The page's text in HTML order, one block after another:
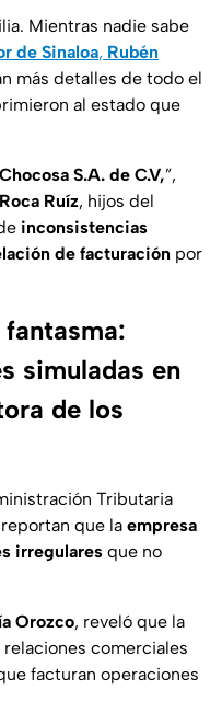
Mientras nadie sabe
de Sinaloa, Rubén
más detalles de todo el
al estado que
Chocosa S.A. de C.V,”,
Ruíz, hijos del
inconsistencias
de facturación por
simuladas en
de los
Tributaria
que la empresa
irregulares que no
Orozco, reveló que la
relaciones comerciales
facturan operaciones